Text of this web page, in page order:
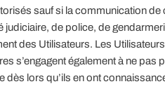
sauf si la communication de
judiciaire, de police, de
des Utilisateurs. Les
s’engagent également à ne
dès lors qu’ils en ont